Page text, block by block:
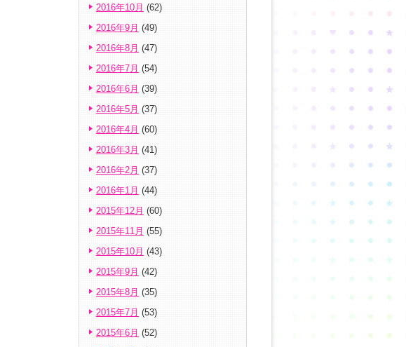
2016年10月 (62)
2016年9月 (49)
2016年8月 (47)
2016年7月 (54)
2016年6月 (39)
2016年5月 (37)
2016年4月 (60)
2016年3月 (41)
2016年2月 (37)
2016年1月 (44)
2015年12月 (60)
2015年11月 (55)
2015年10月 (43)
2015年9月 (42)
2015年8月 (35)
2015年7月 (53)
2015年6月 (52)